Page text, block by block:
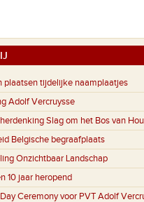
plaatsen tijdelijke naamplaatjes
Adolf Vercruysse
Slag om het Bos van
Belgische begraafplaats
Onzichtbaar Landschap
10 jaar heropend
Ceremony voor PVT Adolf